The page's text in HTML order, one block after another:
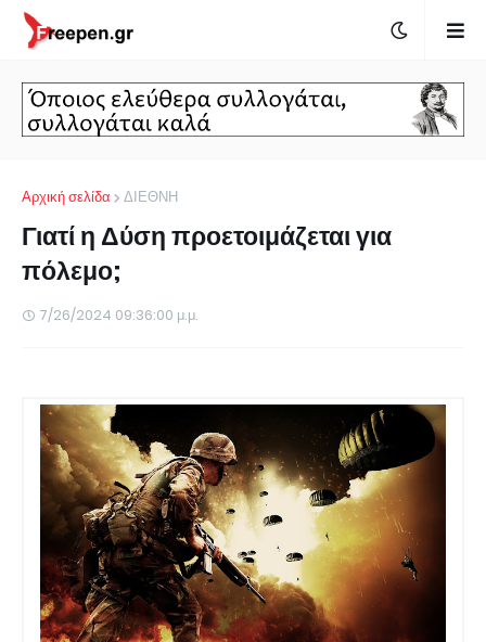
Αρχική σελίδα ΔΙΕΘΝΗ
Γιατί η Δύση προετοιμάζεται για
πόλεμο;
7/26/2024 09:36:00 μ.μ.